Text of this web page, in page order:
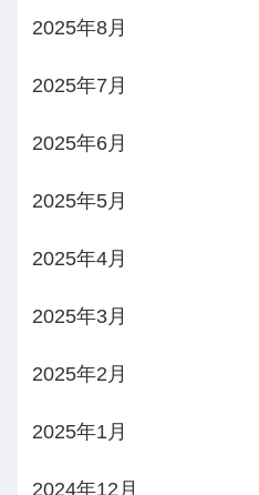
2025年8月
2025年7月
2025年6月
2025年5月
2025年4月
2025年3月
2025年2月
2025年1月
2024年12月